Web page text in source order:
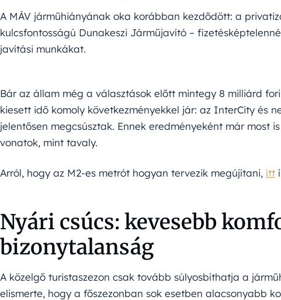
A MÁV járműhiányának oka korábban kezdődött: a
kulcsfontosságú Dunakeszi Járműjavító –
javítási munkákat.
Bár az állam még a választások előtt mintegy 8 milliárd
kiesett idő komoly következményekkel jár: az InterCity és
jelentősen megcsúsztak. Ennek eredményeként már most
vonatok, mint tavaly.
Arról, hogy az M2-es metrót hogyan tervezik megújítani, ítt
Nyári csúcs: kevesebb
bizonytalanság
A közelgő turistaszezon csak tovább súlyosbíthatja a
elismerte, hogy a főszezonban sok esetben alacsonyabb